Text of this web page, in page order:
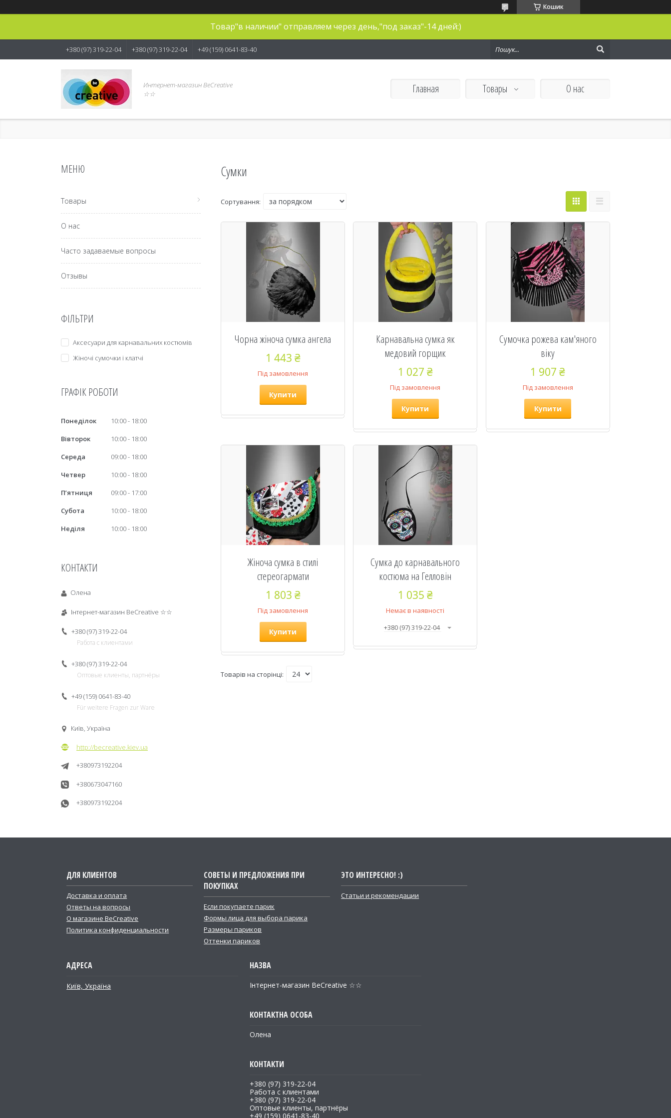
Кошик
Товар"в наличии" отправляем через день,"под заказ"-14 дней:)
+380 (97) 319-22-04 +380 (97) 319-22-04 +49 (159) 0641-83-40
Интернет-магазин BeCreative
☆☆
Главная Товары О нас
Сумки
Чорна жіноча сумка ангела
1 443 ₴
Під замовлення
Купити
Карнавальна сумка як
медовий горщик
1 027 ₴
Під замовлення
Купити
Сумочка рожева кам'яного
віку
1 907 ₴
Під замовлення
Купити
Жіноча сумка в стилі
стереогармати
1 803 ₴
Під замовлення
Купити
Сумка до карнавального
костюма на Гелловін
1 035 ₴
Немає в наявності
+380 (97) 319-22-04
Товары
О нас
Часто задаваемые вопросы
Отзывы
ФІЛЬТРИ
Аксесуари для карнавальних костюмів
Жіночі сумочки і клатчі
ГРАФІК РОБОТИ
Понеділок 10:00
18:00
Вівторок
10:00
18:00
Середа
09:00
18:00
Четвер
10:00
18:00
Пʼятниця
09:00
17:00
Субота
10:00
18:00
Неділя
10:00 18:00
КОНТАКТИ
Олена
Інтернет-магазин BeCreative ☆☆
+380 (97) 319-22-04
Работа с клиентами
+380 (97) 319-22-04
Оптовые клиенты, партнёры
+49 (159) 0641-83-40
Für weitere Fragen zur Ware
Київ, Україна
http://becreative.kiev.ua
+380973192204
+380673047160
+380973192204
ДЛЯ КЛИЕНТОВ
Доставка и оплата
Ответы на вопросы
О магазине BeCreative
Политика конфиденциальности
СОВЕТЫ И ПРЕДЛОЖЕНИЯ ПРИ
ПОКУПКАХ
Если покупаете парик
Формы лица для выбора парика
Размеры париков
Оттенки париков
ЭТО ИНТЕРЕСНО! :)
Статьи и рекомендации
Київ, Україна Інтернет-магазин BeCreative ☆☆
Олена
+380 (97) 319-22-04
Работа с клиентами
+380 (97) 319-22-04
Оптовые клиенты, партнёры
+49 (159) 0641-83-40